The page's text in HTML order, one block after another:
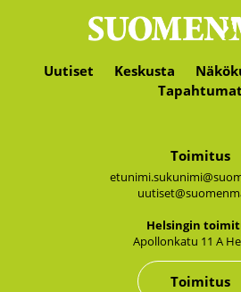
Uutiset Keskusta
Tapahtumat
Toimitus
Hel­sin­gin
Apol­lon­ka­tu 11 A
Toimitus